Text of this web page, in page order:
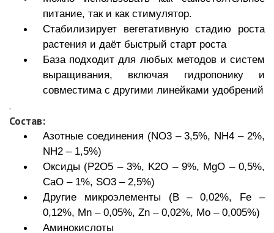
питание, так и как стимулятор.
Стабилизирует вегетативную стадию роста
растения и даёт быстрый старт роста
База подходит для любых методов и систем
выращивания, включая гидропонику и
совместима с другими линейками удобрений
.
Состав:
Азотные соединения (NO3 – 3,5%, NH4 – 2%,
NH2 – 1,5%)
Оксиды (P2O5 – 3%, K2O – 9%, MgO – 0,5%,
CaO – 1%, SO3 – 2,5%)
Другие микроэлементы (B – 0,02%, Fe –
0,12%, Mn – 0,05%, Zn – 0,02%, Mo – 0,005%)
Аминокислоты